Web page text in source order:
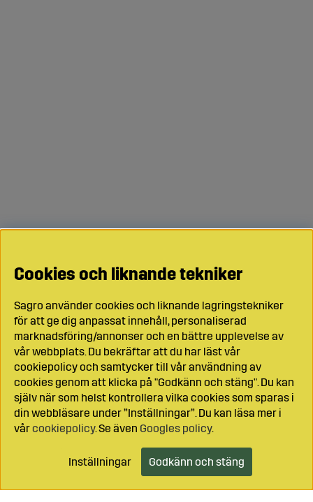
Lägg i kundvagnen
Cookies och liknande tekniker
Sagro använder cookies och liknande lagringstekniker
för att ge dig anpassat innehåll, personaliserad
marknadsföring/annonser och en bättre upplevelse av
vår webbplats. Du bekräftar att du har läst vår
cookiepolicy och samtycker till vår användning av
cookies genom att klicka på "Godkänn och stäng". Du kan
själv när som helst kontrollera vilka cookies som sparas i
din webbläsare under ”Inställningar”. Du kan läsa mer i
vårcookiepolicy. Se även Googles policy.
Inställningar Godkänn och stäng